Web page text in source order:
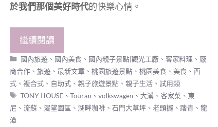
於我們那個美好時代的快樂心情。
繼續閱讀
分
類
國內旅遊 、 國內美食 、 國內親子景點|觀光工廠 、客家料理 、 廠
商合作 、 旅遊 、 最新文章 、 桃園旅遊景點 、 桃園美食 、 美食 、 西
式、複合式、自助式 、 親子旅遊景點 、 親子生活 、 試用類
標
籤
TONY HOUSE 、Touran 、volkswagen 、 大溪 、客家菜 、 東
尼 、 流蘇 、 渴望園區 、 湖畔咖啡 、 石門大草坪 、 老頭擺 、 踏青 、 龍
潭